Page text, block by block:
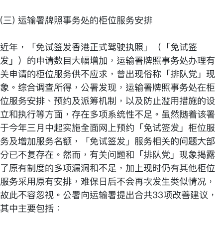
(三) 运输署牌照事务处的柜位服务安排
近年，「免试签发香港正式驾驶执照」（「免试签
发」）的申请数目大幅增加，运输署牌照事务处办理有
关申请的柜位服务供不应求，曾出现俗称「排队党」现
象。综合调查所得，公署发现，运输署牌照事务处在柜
位服务安排、预约及派筹机制，以及防止滥用措施的设
立和执行等方面，存在多项系统性不足。虽然随着该署
于今年三月中起实施全面网上预约「免试签发」柜位服
务及增加服务名额，「免试签发」服务相关的问题大部
分已不复存在。然而，有关问题和「排队党」现象揭露
了原有制度的多项漏洞和不足，加上现时仍有其他柜位
服务采用原有安排，难保日后不会再次发生类似情况，
故此不容忽视。公署向运输署提出合共33项改善建议，
其中主要包括：